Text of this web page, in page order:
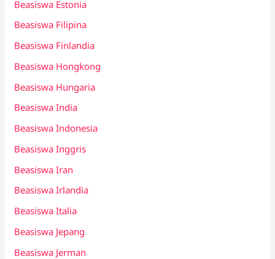
Beasiswa Estonia
Beasiswa Filipina
Beasiswa Finlandia
Beasiswa Hongkong
Beasiswa Hungaria
Beasiswa India
Beasiswa Indonesia
Beasiswa Inggris
Beasiswa Iran
Beasiswa Irlandia
Beasiswa Italia
Beasiswa Jepang
Beasiswa Jerman